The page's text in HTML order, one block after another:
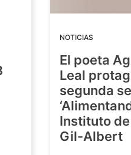
NOTICIAS
El poeta
Leal
segunda
Instituto
Gil-Albert